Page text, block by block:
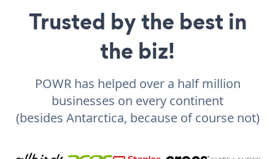
Trusted by the best in
the biz!
POWR has helped over a half million
businesses on every continent
(besides Antarctica, because of course not)